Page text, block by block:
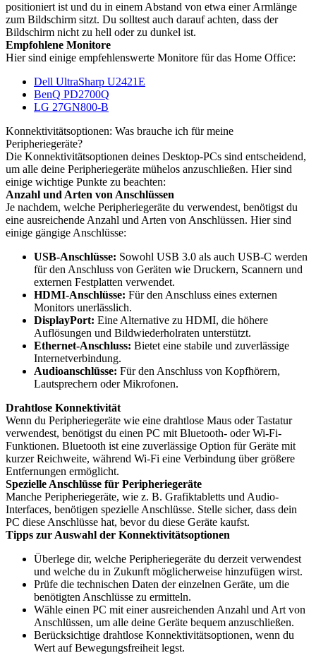
positioniert ist und du in einem Abstand von etwa einer Armlänge
zum Bildschirm sitzt. Du solltest auch darauf achten, dass der
Bildschirm nicht zu hell oder zu dunkel ist.
Empfohlene Monitore
Hier sind einige empfehlenswerte Monitore für das Home Office:
Dell UltraSharp U2421E
BenQ PD2700Q
LG 27GN800-B
Konnektivitätsoptionen: Was brauche ich für meine
Peripheriegeräte?
Die Konnektivitätsoptionen deines Desktop-PCs sind entscheidend,
um alle deine Peripheriegeräte mühelos anzuschließen. Hier sind
einige wichtige Punkte zu beachten:
Anzahl und Arten von Anschlüssen
Je nachdem, welche Peripheriegeräte du verwendest, benötigst du
eine ausreichende Anzahl und Arten von Anschlüssen. Hier sind
einige gängige Anschlüsse:
USB-Anschlüsse: Sowohl USB 3.0 als auch USB-C werden
für den Anschluss von Geräten wie Druckern, Scannern und
externen Festplatten verwendet.
HDMI-Anschlüsse: Für den Anschluss eines externen
Monitors unerlässlich.
DisplayPort: Eine Alternative zu HDMI, die höhere
Auflösungen und Bildwiederholraten unterstützt.
Ethernet-Anschluss: Bietet eine stabile und zuverlässige
Internetverbindung.
Audioanschlüsse: Für den Anschluss von Kopfhörern,
Lautsprechern oder Mikrofonen.
Drahtlose Konnektivität
Wenn du Peripheriegeräte wie eine drahtlose Maus oder Tastatur
verwendest, benötigst du einen PC mit Bluetooth- oder Wi-Fi-
Funktionen. Bluetooth ist eine zuverlässige Option für Geräte mit
kurzer Reichweite, während Wi-Fi eine Verbindung über größere
Entfernungen ermöglicht.
Spezielle Anschlüsse für Peripheriegeräte
Manche Peripheriegeräte, wie z. B. Grafiktabletts und Audio-
Interfaces, benötigen spezielle Anschlüsse. Stelle sicher, dass dein
PC diese Anschlüsse hat, bevor du diese Geräte kaufst.
Tipps zur Auswahl der Konnektivitätsoptionen
Überlege dir, welche Peripheriegeräte du derzeit verwendest
und welche du in Zukunft möglicherweise hinzufügen wirst.
Prüfe die technischen Daten der einzelnen Geräte, um die
benötigten Anschlüsse zu ermitteln.
Wähle einen PC mit einer ausreichenden Anzahl und Art von
Anschlüssen, um alle deine Geräte bequem anzuschließen.
Berücksichtige drahtlose Konnektivitätsoptionen, wenn du
Wert auf Bewegungsfreiheit legst.